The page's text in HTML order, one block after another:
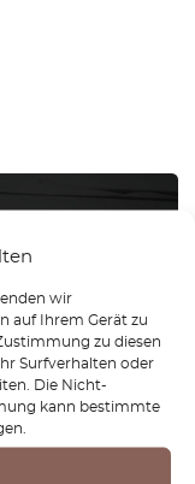
wir
auf Ihrem Gerät zu
zu diesen
Surfverhalten oder
Die Nicht-
kann bestimmte
für alle